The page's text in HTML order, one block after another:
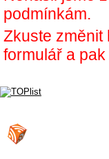
podmínkám.
Zkuste změnit
formulář a